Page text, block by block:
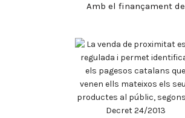
Amb el finançament de